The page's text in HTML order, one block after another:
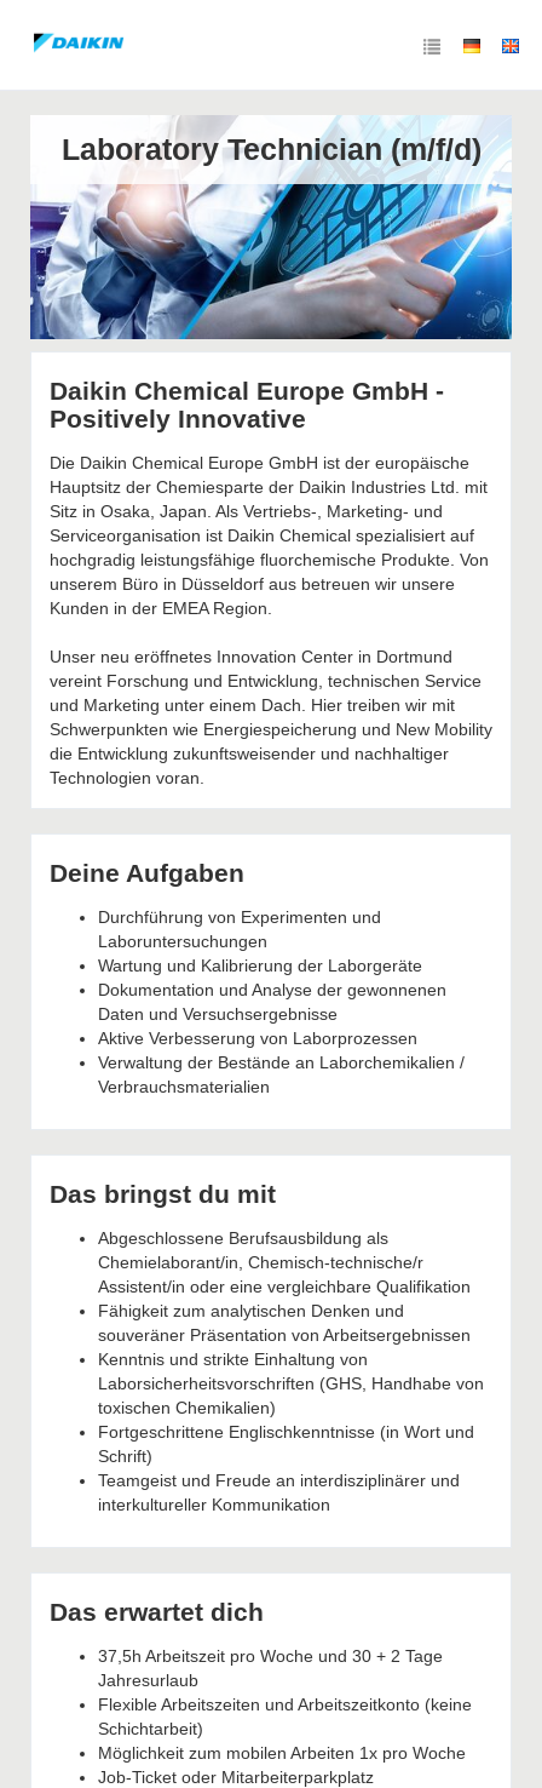
Laboratory Technician (m/f/d)
Daikin Chemical Europe GmbH -
Positively Innovative
Die Daikin Chemical Europe GmbH ist der europäische
Hauptsitz der Chemiesparte der Daikin Industries Ltd. mit
Sitz in Osaka, Japan. Als Vertriebs-, Marketing- und
Serviceorganisation ist Daikin Chemical spezialisiert auf
hochgradig leistungsfähige fluorchemische Produkte. Von
unserem Büro in Düsseldorf aus betreuen wir unsere
Kunden in der EMEA Region.
Unser neu eröffnetes Innovation Center in Dortmund
vereint Forschung und Entwicklung, technischen Service
und Marketing unter einem Dach. Hier treiben wir mit
Schwerpunkten wie Energiespeicherung und New Mobility
die Entwicklung zukunftsweisender und nachhaltiger
Technologien voran.
Deine Aufgaben
Durchführung von Experimenten und
Laboruntersuchungen
Wartung und Kalibrierung der Laborgeräte
Dokumentation und Analyse der gewonnenen
Daten und Versuchsergebnisse
Aktive Verbesserung von Laborprozessen
Verwaltung der Bestände an Laborchemikalien /
Verbrauchsmaterialien
Das bringst du mit
Abgeschlossene Berufsausbildung als
Chemielaborant/in, Chemisch-technische/r
Assistent/in oder eine vergleichbare Qualifikation
Fähigkeit zum analytischen Denken und
souveräner Präsentation von Arbeitsergebnissen
Kenntnis und strikte Einhaltung von
Laborsicherheitsvorschriften (GHS, Handhabe von
toxischen Chemikalien)
Fortgeschrittene Englischkenntnisse (in Wort und
Schrift)
Teamgeist und Freude an interdisziplinärer und
interkultureller Kommunikation
Das erwartet dich
37,5h Arbeitszeit pro Woche und 30 + 2 Tage
Jahresurlaub
Flexible Arbeitszeiten und Arbeitszeitkonto (keine
Schichtarbeit)
Möglichkeit zum mobilen Arbeiten 1x pro Woche
Job-Ticket oder Mitarbeiterparkplatz